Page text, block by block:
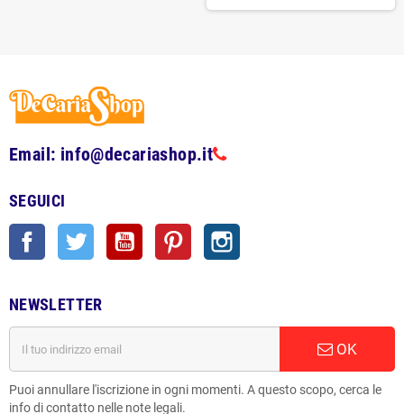
Email: info@decariashop.it
SEGUICI
Facebook Twitter YouTube Pinterest
NEWSLETTER
OK
Puoi annullare l'iscrizione in ogni momenti. A questo scopo, cerca le
info di contatto nelle note legali.